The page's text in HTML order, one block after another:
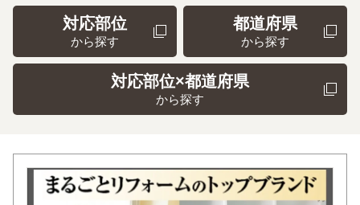
対応部位
から探す
都道府県
から探す
対応部位×都道府県
から探す